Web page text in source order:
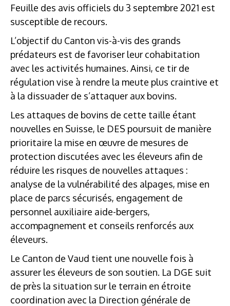
Feuille des avis officiels du 3 septembre 2021 est
susceptible de recours.
L’objectif du Canton vis-à-vis des grands
prédateurs est de favoriser leur cohabitation
avec les activités humaines. Ainsi, ce tir de
régulation vise à rendre la meute plus craintive et
à la dissuader de s’attaquer aux bovins.
Les attaques de bovins de cette taille étant
nouvelles en Suisse, le DES poursuit de manière
prioritaire la mise en œuvre de mesures de
protection discutées avec les éleveurs afin de
réduire les risques de nouvelles attaques :
analyse de la vulnérabilité des alpages, mise en
place de parcs sécurisés, engagement de
personnel auxiliaire aide-bergers,
accompagnement et conseils renforcés aux
éleveurs.
Le Canton de Vaud tient une nouvelle fois à
assurer les éleveurs de son soutien. La DGE suit
de près la situation sur le terrain en étroite
coordination avec la Direction générale de